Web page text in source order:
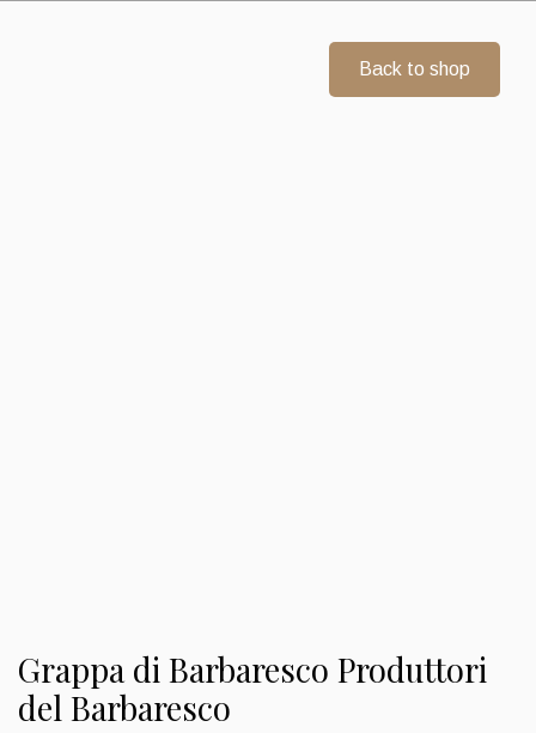
Back to shop
Grappa di Barbaresco Produttori
del Barbaresco